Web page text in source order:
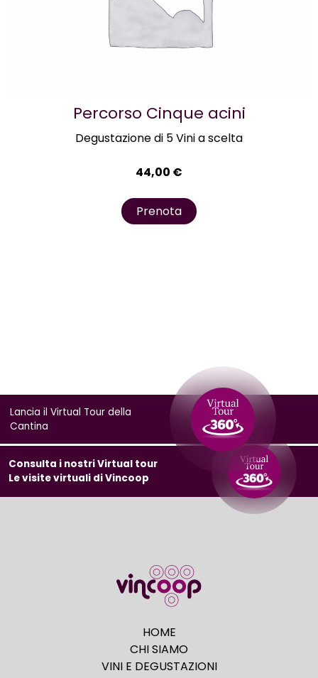
Percorso Cinque acini
Degustazione di 5 Vini a scelta
44,00 €
Prenota
Lancia il Virtual Tour della
Cantina
Consulta i nostri Virtual tour
Le visite virtuali di Vincoop
HOME
CHI SIAMO
VINI E DEGUSTAZIONI